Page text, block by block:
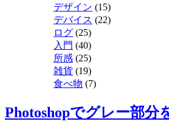
デザイン (15)
デバイス (22)
ログ (25)
入門 (40)
所感 (25)
雑貨 (19)
食べ物 (7)
Photoshopでグレー部